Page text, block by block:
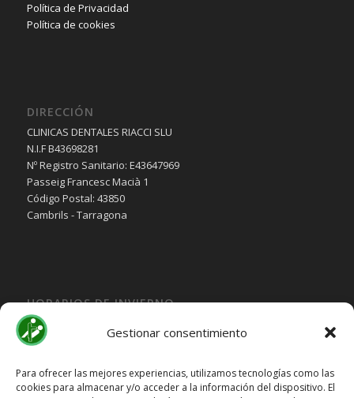
Gestionar consentimiento
Para ofrecer las mejores experiencias, utilizamos tecnologías como las
cookies para almacenar y/o acceder a la información del dispositivo. El
Política de Privacidad
Política de cookies
DIRECCIÓN
CLINICAS DENTALES RIACCI SLU
N.I.F B43698281
Nº Registro Sanitario: E43647969
Passeig Francesc Macià 1
Código Postal: 43850
Cambrils - Tarragona
HORARIOS DE INVIERNO
Lunes, Martes, Jueves y Viernes:
10:00H a 15:30H
Miercoles:
15:30H a 19:30H